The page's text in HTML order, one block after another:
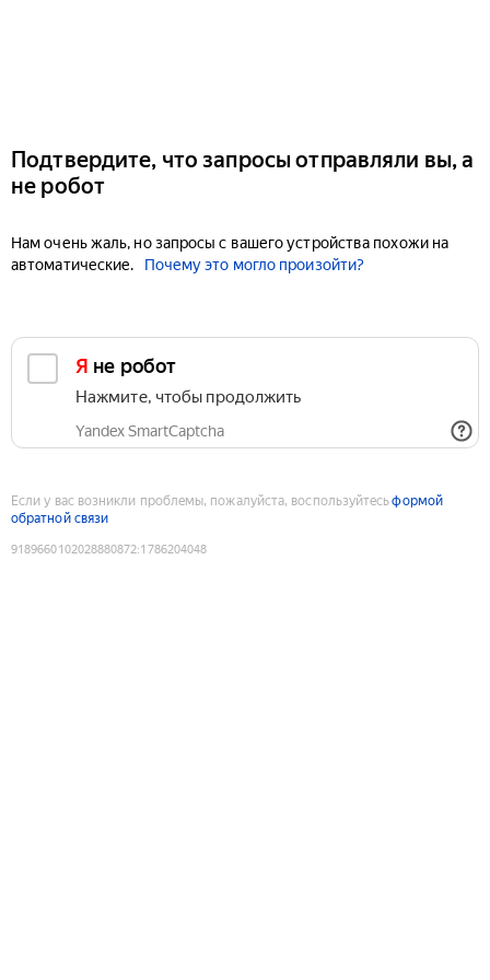
Подтвердите, что запросы отправляли вы, а
не робот
Нам очень жаль, но запросы с вашего устройства похожи на
автоматические.
Почему это могло произойти?
Я не робот
Нажмите, чтобы продолжить
Yandex SmartCaptcha
Если у вас возникли проблемы, пожалуйста, воспользуйтесьформой
обратной связи
9189660102028880872:1786204048